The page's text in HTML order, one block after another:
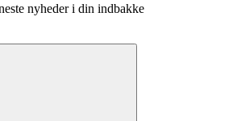
nyheder i din indbakke